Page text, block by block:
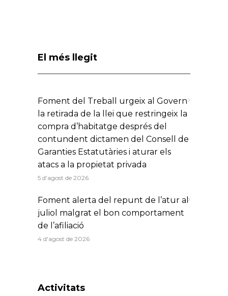
El més llegit
Foment del Treball urgeix al Govern
la retirada de la llei que restringeix la
compra d’habitatge després del
contundent dictamen del Consell de
Garanties Estatutàries i aturar els
atacs a la propietat privada
5 d'agost de 2026
Foment alerta del repunt de l’atur al
juliol malgrat el bon comportament
de l’afiliació
4 d'agost de 2026
Activitats